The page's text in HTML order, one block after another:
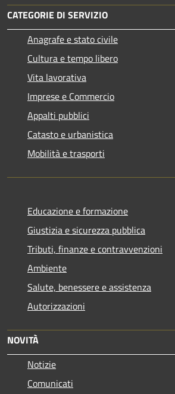
CATEGORIE DI SERVIZIO
Anagrafe e stato civile
Cultura e tempo libero
Vita lavorativa
Imprese e Commercio
Appalti pubblici
Catasto e urbanistica
Mobilità e trasporti
Educazione e formazione
Giustizia e sicurezza pubblica
Tributi, finanze e contravvenzioni
Ambiente
Salute, benessere e assistenza
Autorizzazioni
NOVITÀ
Notizie
Comunicati